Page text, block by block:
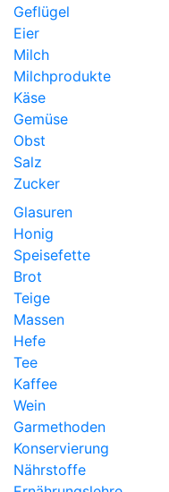
Geflügel
Eier
Milch
Milchprodukte
Käse
Gemüse
Obst
Salz
Zucker
Glasuren
Honig
Speisefette
Brot
Teige
Massen
Hefe
Tee
Kaffee
Wein
Garmethoden
Konservierung
Nährstoffe